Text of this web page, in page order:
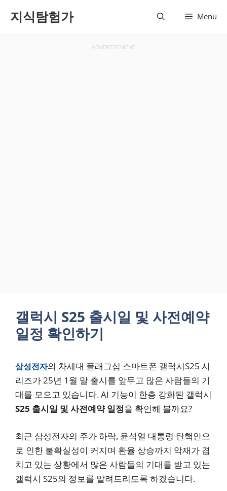
로 건지식탐험가 Menu
ADVERTISEMENT
갤럭시 S25 출시일 및 사전예약
일정 확인하기
삼성전자의 차세대 플래그십 스마트폰 갤럭시S25 시
리즈가 25년 1월 말 출시를 앞두고 많은 사람들의 기
대를 모으고 있습니다. AI 기능이 한층 강화된 갤럭시
S25 출시일 및 사전예약 일정을 확인해 볼까요?
최근 삼성전자의 주가 하락, 윤석열 대통령 탄핵안으
로 인한 불확실성이 커지며 환율 상승까지 악재가 겹
치고 있는 상황에서 많은 사람들의 기대를 받고 있는
갤럭시 S25의 정보를 알려드리도록 하겠습니다.